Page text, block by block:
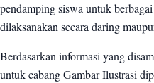
pendamping siswa untuk
dilaksanakan secara daring
Berdasarkan informasi yang
untuk cabang Gambar Ilustrasi